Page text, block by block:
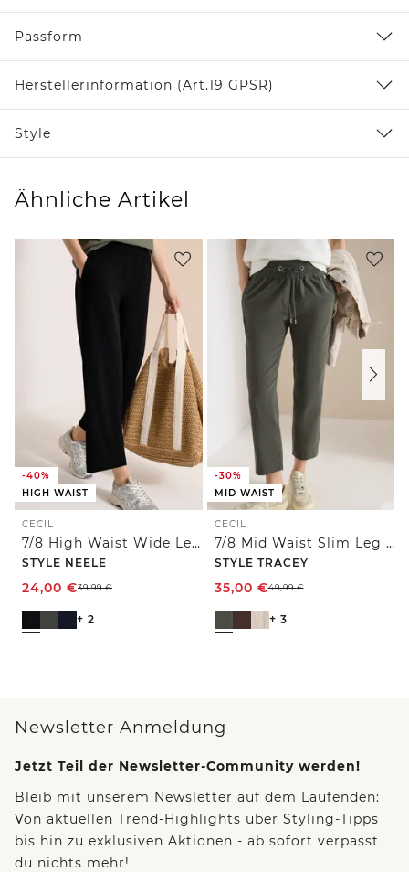
Passform
Herstellerinformation (Art.19 GPSR)
Style
Ähnliche Artikel
-40%
HIGH WAIST
CECIL
7/8 High Waist Wide Leg Jerseyhose im Loose Fit
STYLE NEELE
24,00 €39,99€
+ 2
-30%
MID WAIST
CECIL
7/8 Mid Waist Slim Leg Hose im Casual Fit
STYLE TRACEY
35,00 €49,99€
+ 3
Newsletter Anmeldung
Jetzt Teil der Newsletter-Community werden!
Bleib mit unserem Newsletter auf dem Laufenden:
Von aktuellen Trend-Highlights über Styling-Tipps
bis hin zu exklusiven Aktionen - ab sofort verpasst
du nichts mehr!